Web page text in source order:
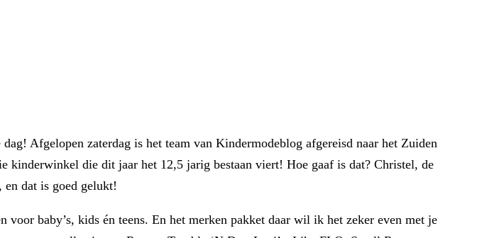
Afgelopen zaterdag is het team van Kindermodeblog afgereisd naar het Zuiden
die dit jaar het 12,5 jarig bestaan viert! Hoe gaaf is dat? Christel, de
en dat is goed gelukt!
baby’s, kids én teens. En het merken pakket daar wil ik het zeker even met je